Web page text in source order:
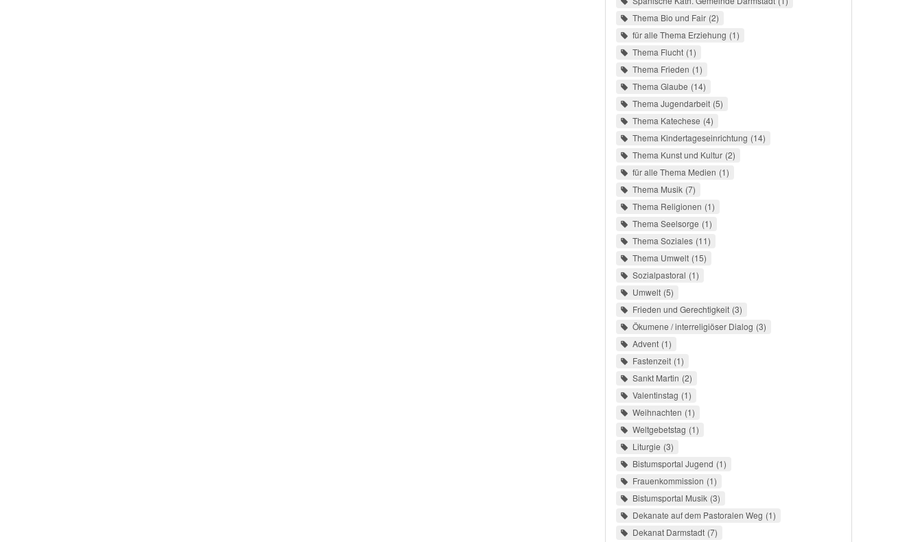
Thema Bio und Fair 2
für alle Thema Erziehung 1
Thema Flucht 1
Thema Frieden 1
Thema Glaube 14
Thema Jugendarbeit 5
Thema Katechese 4
Thema Kindertageseinrichtung 14
Thema Kunst und Kultur 2
für alle Thema Medien 1
Thema Musik 7
Thema Religionen 1
Thema Seelsorge 1
Thema Soziales 11
Thema Umwelt 15
Sozialpastoral 1
Umwelt 5
Frieden und Gerechtigkeit 3
Ökumene / interreligiöser Dialog 3
Advent 1
Fastenzeit 1
Sankt Martin 2
Valentinstag 1
Weihnachten 1
Weltgebetstag 1
Liturgie 3
Bistumsportal Jugend 1
Frauenkommission 1
Bistumsportal Musik 3
Dekanate auf dem Pastoralen Weg 1
Dekanat Darmstadt 7